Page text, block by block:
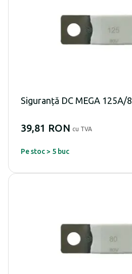
Siguranță DC MEGA
39,81 RON cu TVA
Pe stoc > 5 buc